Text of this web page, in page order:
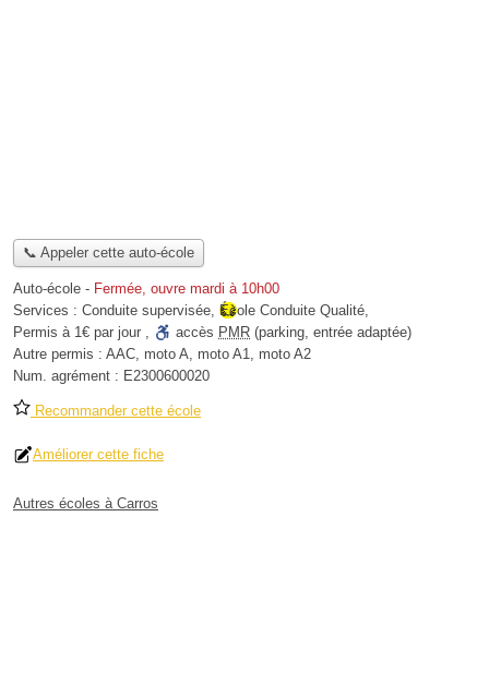
📞 Appeler cette auto-école
Auto-école - Fermée, ouvre mardi à 10h00
Services : Conduite supervisée, École Conduite Qualité,
Permis à 1€ par jour , accès PMR (parking, entrée adaptée)
Autre permis : AAC, moto A, moto A1, moto A2
Num. agrément : E2300600020
Recommander cette école
Améliorer cette fiche
Autres écoles à Carros